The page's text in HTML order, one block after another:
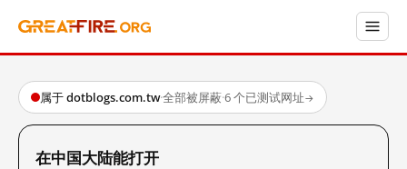
属于 dotblogs.com.tw·全部被屏蔽·6 个已测试网址→
在中国大陆能打开